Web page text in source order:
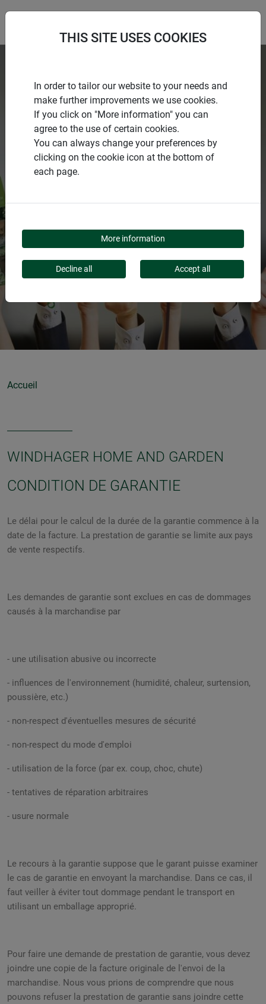
PAS UNE SAISON SANS
WINDHAGER
Accueil
WINDHAGER HOME AND GARDEN
CONDITION DE GARANTIE
Le délai pour le calcul de la durée de la garantie commence à la
date de la facture. La prestation de garantie se limite aux pays
de vente respectifs.
Les demandes de garantie sont exclues en cas de dommages
causés à la marchandise par
- une utilisation abusive ou incorrecte
- influences de l'environnement (humidité, chaleur, surtension,
poussière, etc.)
- non-respect d'éventuelles mesures de sécurité
- non-respect du mode d'emploi
- utilisation de la force (par ex. coup, choc, chute)
- tentatives de réparation arbitraires
- usure normale
Le recours à la garantie suppose que le garant puisse examiner
le cas de garantie en envoyant la marchandise. Dans ce cas, il
faut veiller à éviter tout dommage pendant le transport en
utilisant un emballage approprié.
Pour faire une demande de prestation de garantie, vous devez
joindre une copie de la facture originale de l'envoi de la
marchandise. Nous vous prions de comprendre que nous
pouvons refuser la prestation de garantie sans joindre cette
THIS SITE USES COOKIES
In order to tailor our website to your needs and
make further improvements we use cookies.
If you click on "More information" you can
agree to the use of certain cookies.
You can always change your preferences by
clicking on the cookie icon at the bottom of
each page.
More information
Decline all Accept all